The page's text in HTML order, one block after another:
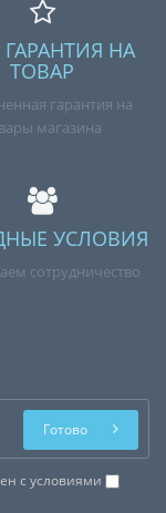
ГАРАНТИЯ НА
ТОВАР
гарантия на
магазина
УСЛОВИЯ
сотрудничество
с условиями
Готово